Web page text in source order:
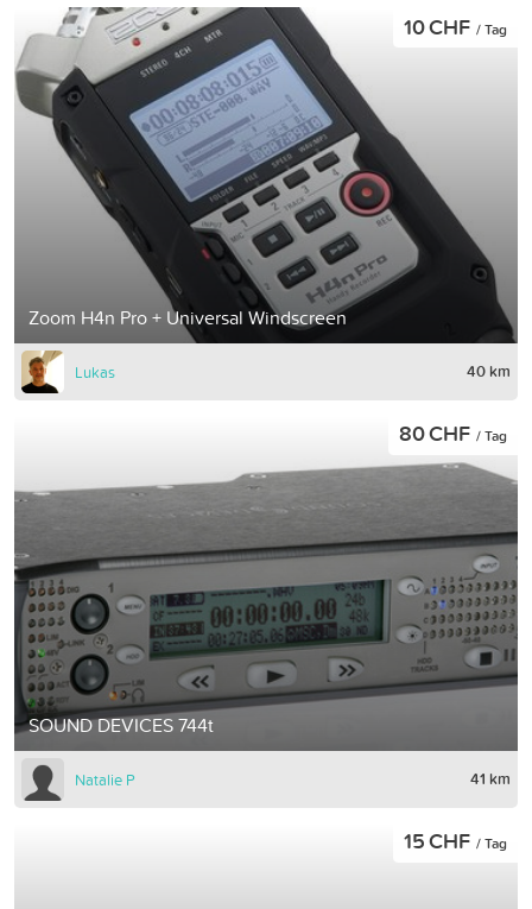
Zoom H4n Pro + Universal Windscreen
10 CHF / Tag
Lukas 40 km
SOUND DEVICES 744t
80 CHF / Tag
Natalie P 41 km
15 CHF / Tag